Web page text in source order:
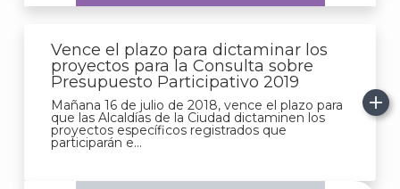
Vence el plazo para dictaminar los
proyectos para la Consulta sobre
Presupuesto Participativo 2019
Mañana 16 de julio de 2018, vence el plazo para
que las Alcaldías de la Ciudad dictaminen los
proyectos específicos registrados que
participarán e...